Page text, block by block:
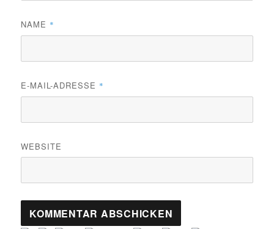
NAME *
E-MAIL-ADRESSE *
WEBSITE